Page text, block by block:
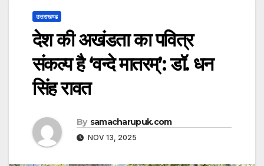
उत्तराखण्ड
देश की अखंडता का पवित्र
संकल्प है ‘वन्दे मातरम्’: डॉ. धन
सिंह रावत
By samacharupuk.com
NOV 13, 2025